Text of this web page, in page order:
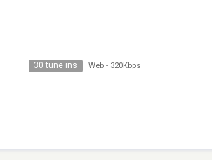
30 tune ins Web - 320Kbps